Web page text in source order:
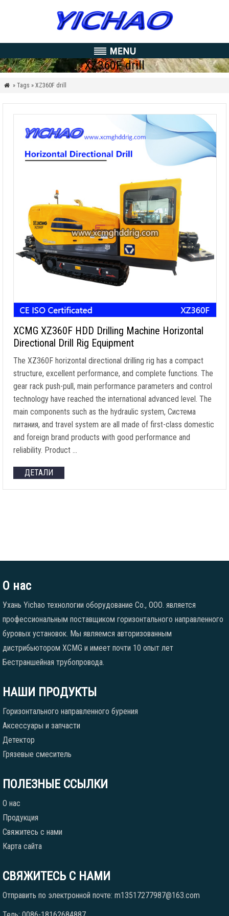
XZ360F drill
 » Tags » XZ360F drill
XCMG XZ360F HDD Drilling Machine Horizontal
Directional Drill Rig Equipment
The XZ360F horizontal directional drilling rig has a compact
structure, excellent performance, and complete functions. The
gear rack push-pull, main performance parameters and control
technology have reached the international advanced level. The
main components such as the hydraulic system, Система
питания, and travel system are all made of first-class domestic
and foreign brand products with good performance and
reliability. Product …
ДЕТАЛИ
О нас
Ухань Yichao технологии оборудование Co., ООО. является
профессиональным поставщиком горизонтального направленного
буровых установок. Мы являемся авторизованным
дистрибьютором XCMG и имеет почти 10 опыт лет
Бестраншейная трубопровода.
НАШИ ПРОДУКТЫ
Горизонтального направленного бурения
Аксессуары и запчасти
Детектор
Грязевые смеситель
ПОЛЕЗНЫЕ ССЫЛКИ
О нас
Продукция
Свяжитесь с нами
Карта сайта
СВЯЖИТЕСЬ С НАМИ
Отправить по электронной почте: m13517277987@163.com